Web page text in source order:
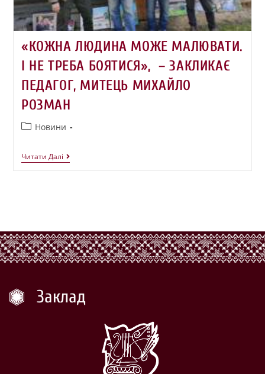
«КОЖНА ЛЮДИНА МОЖЕ МАЛЮВАТИ.
І НЕ ТРЕБА БОЯТИСЯ», – ЗАКЛИКАЄ
ПЕДАГОГ, МИТЕЦЬ МИХАЙЛО
РОЗМАН
Новини
Читати Далі
Заклад